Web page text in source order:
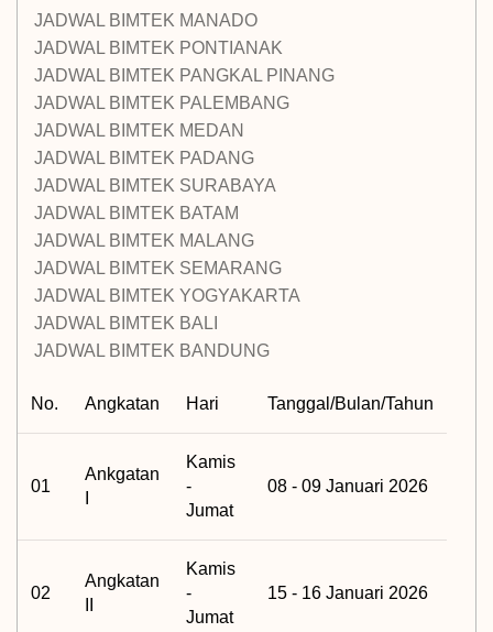
JADWAL BIMTEK MANADO
JADWAL BIMTEK PONTIANAK
JADWAL BIMTEK PANGKAL PINANG
JADWAL BIMTEK PALEMBANG
JADWAL BIMTEK MEDAN
JADWAL BIMTEK PADANG
JADWAL BIMTEK SURABAYA
JADWAL BIMTEK BATAM
JADWAL BIMTEK MALANG
JADWAL BIMTEK SEMARANG
JADWAL BIMTEK YOGYAKARTA
JADWAL BIMTEK BALI
JADWAL BIMTEK BANDUNG
No. Angkatan Hari Tanggal/Bulan/Tahun
01
Ankgatan
Kamis
-
Jumat
08 - 09 Januari 2026
02
Angkatan
Kamis
-
Jumat
15 - 16 Januari 2026